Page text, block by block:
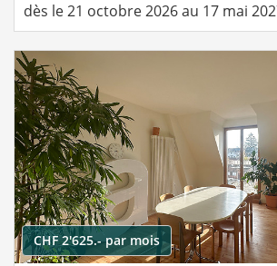
dès le 21 octobre 2026 au 17 mai
CHF 2'625.- par mois